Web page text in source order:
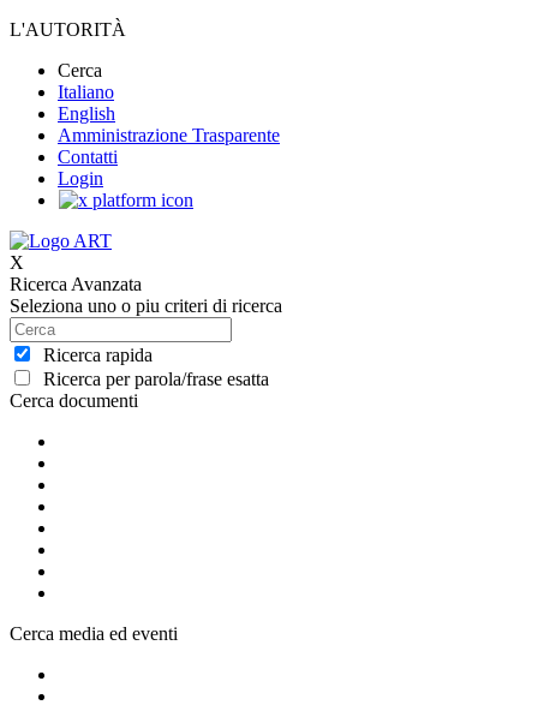
L'AUTORITÀ
Cerca
Italiano
English
Amministrazione Trasparente
Contatti
Login
X
Ricerca Avanzata
Seleziona uno o piu criteri di ricerca
Ricerca rapida
Ricerca per parola/frase esatta
Cerca documenti
Cerca media ed eventi